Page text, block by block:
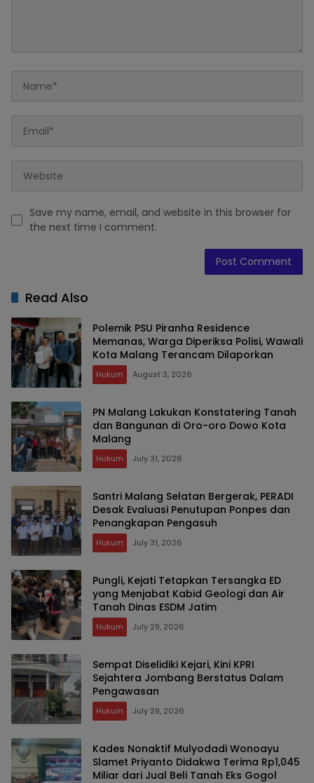
Save my name, email, and website in this browser for
the next time I comment.
Read Also
Polemik PSU Piranha Residence
Memanas, Warga Diperiksa Polisi, Wawali
Kota Malang Terancam Dilaporkan
Hukum August 3, 2026
PN Malang Lakukan Konstatering Tanah
dan Bangunan di Oro-oro Dowo Kota
Malang
Hukum July 31, 2026
Santri Malang Selatan Bergerak, PERADI
Desak Evaluasi Penutupan Ponpes dan
Penangkapan Pengasuh
Hukum July 31, 2026
Pungli, Kejati Tetapkan Tersangka ED
yang Menjabat Kabid Geologi dan Air
Tanah Dinas ESDM Jatim
Hukum July 29, 2026
Sempat Diselidiki Kejari, Kini KPRI
Sejahtera Jombang Berstatus Dalam
Pengawasan
Hukum July 29, 2026
Kades Nonaktif Mulyodadi Wonoayu
Slamet Priyanto Didakwa Terima Rp1,045
Miliar dari Jual Beli Tanah Eks Gogol